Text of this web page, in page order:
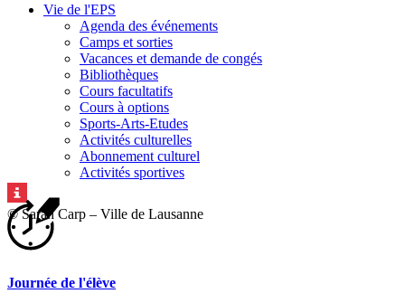
© Sarah Carp – Ville de Lausanne
Vie de l'EPS
Agenda des événements
Camps et sorties
Vacances et demande de congés
Bibliothèques
Cours facultatifs
Cours à options
Sports-Arts-Etudes
Activités culturelles
Abonnement culturel
Activités sportives
Journée de l'élève